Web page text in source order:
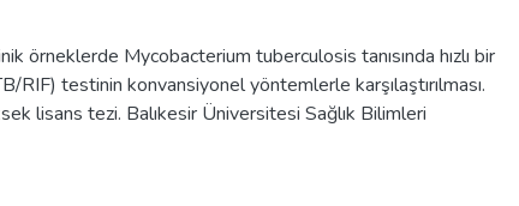
örneklerde Mycobacterium tuberculosis tanısında hızlı bir
RIF) testinin konvansiyonel yöntemlerle karşılaştırılması.
lisans tezi. Balıkesir Üniversitesi Sağlık Bilimleri